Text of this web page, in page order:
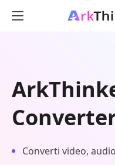
Converti video,